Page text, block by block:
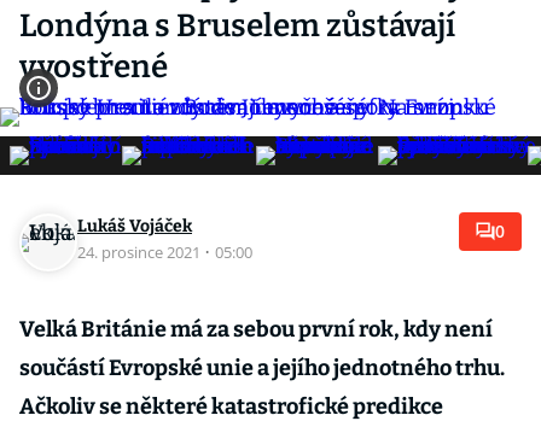
Londýna s Bruselem zůstávají
vyostřené
Lukáš Vojáček
24. prosince 2021 · 05:00
0
Velká Británie má za sebou první rok, kdy není
součástí Evropské unie a jejího jednotného trhu.
Ačkoliv se některé katastrofické predikce